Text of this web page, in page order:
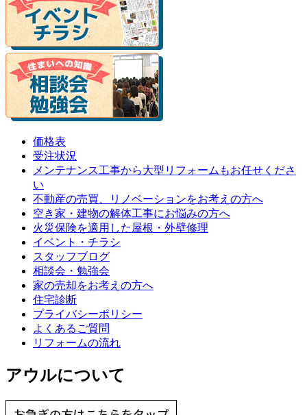
価格表
受注状況
メンテナンス工事から大型リフォームもお任せくださ
い
不動産の売買、リノベーションをお考えの方へ
空き家・建物の解体工事にお悩みの方へ
火災保険を適用した屋根・外壁修理
イベント・チラシ
スタッフブログ
相談会・勉強会
家の売却をお考えの方へ
住宅診断
プライバシーポリシー
よくあるご質問
リフォームの流れ
アウルについて